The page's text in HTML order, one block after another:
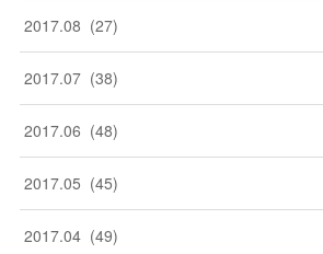
2017.08 (27)
2017.07 (38)
2017.06 (48)
2017.05 (45)
2017.04 (49)